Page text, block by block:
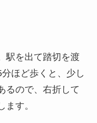
駅を出て踏切を渡
ほど歩くと、少し
るので、右折して
す。